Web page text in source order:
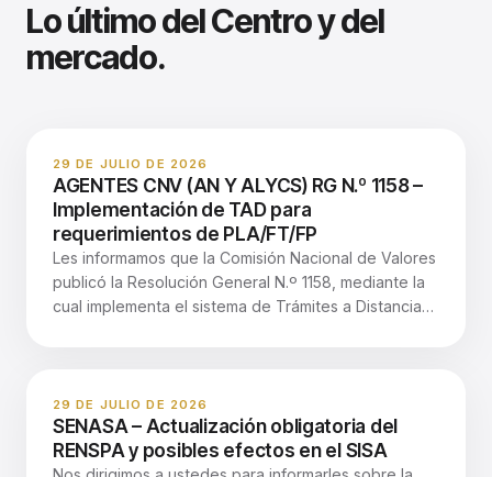
Lo último del Centro y del
mercado.
29 DE JULIO DE 2026
AGENTES CNV (AN Y ALYCS) RG N.º 1158 –
Implementación de TAD para
requerimientos de PLA/FT/FP
Les informamos que la Comisión Nacional de Valores
publicó la Resolución General N.º 1158, mediante la
cual implementa el sistema de Trámites a Distancia
Prevención del Lavado de Activos, la Financiación
del Terrorismo y la Financiación de la Proliferación
—PLA/FT/FP—. La medida entrará en vigencia el 10
29 DE JULIO DE 2026
SENASA – Actualización obligatoria del
RENSPA y posibles efectos en el SISA